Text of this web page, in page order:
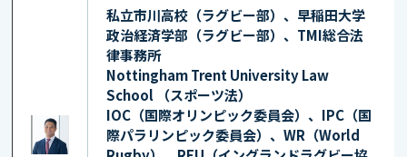
私立市川高校（ラグビー部）、早稲田大学
政治経済学部（ラグビー部）、TMI総合法
律事務所
Nottingham Trent University Law
School （スポーツ法）
IOC（国際オリンピック委員会）、IPC（国
際パラリンピック委員会）、WR（World